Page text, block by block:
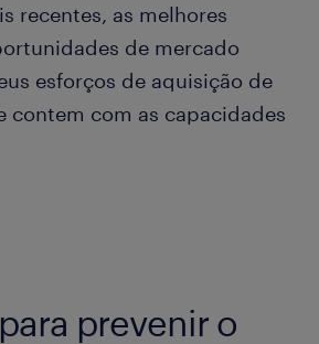
recentes, as melhores
de mercado
esforços de aquisição de
contem com as capacidades
prevenir o